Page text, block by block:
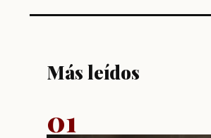
Más leídos
01